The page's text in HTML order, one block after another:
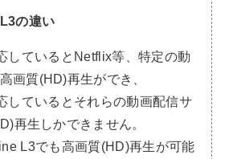
の違い
しているとNetflix等、特定の動
画質(HD)再生ができ、
しているとそれらの動画配信サ
再生しかできません。
L3でも高画質(HD)再生が可能